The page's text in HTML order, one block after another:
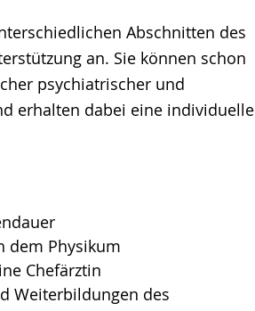
Abschnitten des
an. Sie können schon
psychiatrischer und
erhalten dabei eine individuelle
dem Physikum
Chefärztin
Weiterbildungen des